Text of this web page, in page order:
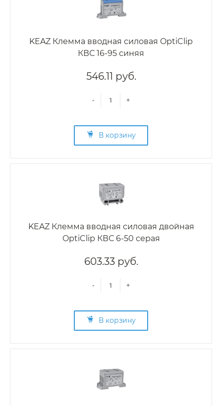
KEAZ Клемма вводная силовая OptiClip
КВС 16-95 синяя
546.11 руб.
- +
В корзину
KEAZ Клемма вводная силовая двойная
OptiClip КВС 6-50 серая
603.33 руб.
- +
В корзину